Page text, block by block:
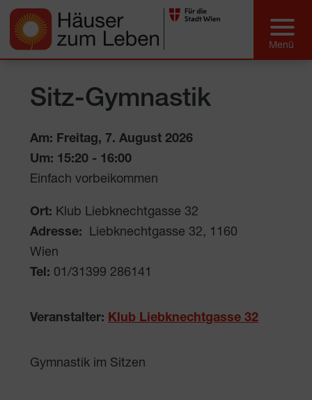
Sitz-Gymnastik
Am: Freitag, 7. August 2026
Um: 15:20 - 16:00
Einfach vorbeikommen
Ort: Klub Liebknechtgasse 32
Adresse:
Liebknechtgasse 32, 1160
Wien
Tel: 01/31399 286141
Veranstalter: Klub Liebknechtgasse 32
Gymnastik im Sitzen